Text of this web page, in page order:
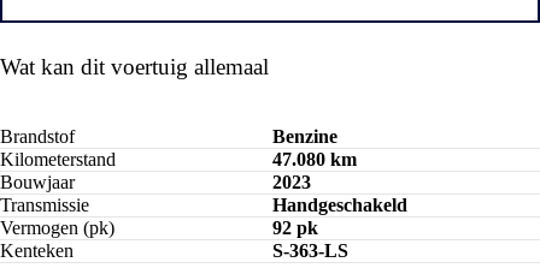
Wat kan dit voertuig allemaal
Brandstof
Benzine
Kilometerstand
47.080 km
Bouwjaar
2023
Transmissie
Handgeschakeld
Vermogen (pk)
92 pk
Kenteken
S-363-LS